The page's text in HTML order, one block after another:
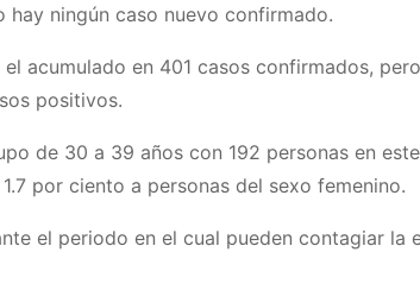
hay ningún caso nuevo confirmado.
acumulado en 401 casos confirmados,
positivos.
de 30 a 39 años con 192 personas en
por ciento a personas del sexo femenino.
el periodo en el cual pueden contagiar la